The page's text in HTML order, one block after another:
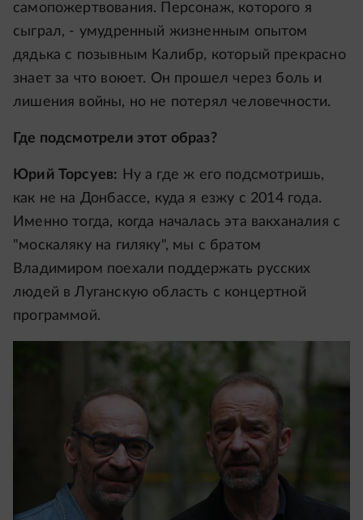
самопожертвования. Персонаж, которого я
сыграл, - умудренный жизненным опытом
дядька с позывным Калибр, который прекрасно
знает за что воюет. Он прошел через боль и
лишения войны, но не потерял человечности.
Где подсмотрели этот образ?
Юрий Торсуев: Ну а где ж его подсмотришь,
как не на Донбассе, куда я езжу с 2014 года.
Именно тогда, когда началась эта вакханалия с
"москаляку на гиляку", мы с братом
Владимиром поехали поддержать русских
людей в Луганскую область с концертной
программой.